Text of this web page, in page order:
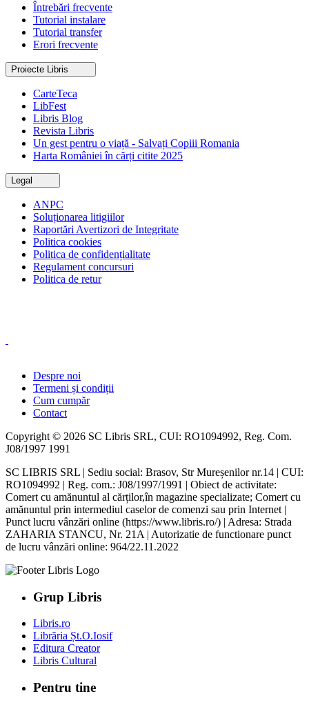
Întrebări frecvente
Tutorial instalare
Tutorial transfer
Erori frecvente
Proiecte Libris
CarteTeca
LibFest
Libris Blog
Revista Libris
Un gest pentru o viață - Salvați Copiii Romania
Harta României în cărți citite 2025
Legal
ANPC
Soluționarea litigiilor
Raportări Avertizori de Integritate
Politica cookies
Politica de confidențialitate
Regulament concursuri
Politica de retur
Despre noi
Termeni și condiții
Cum cumpăr
Contact
Copyright © 2026 SC Libris SRL, CUI: RO1094992, Reg. Com.
J08/1997 1991
SC LIBRIS SRL | Sediu social: Brasov, Str Mureșenilor nr.14 | CUI:
RO1094992 | Reg. com.: J08/1997/1991 | Obiect de activitate:
Comert cu amănuntul al cărților,în magazine specializate; Comert cu
amănuntul prin intermediul caselor de comenzi sau prin Internet |
Punct lucru vânzări online (https://www.libris.ro/) | Adresa: Strada
ZAHARIA STANCU, Nr. 21A | Autorizatie de functionare punct
de lucru vânzări online: 964/22.11.2022
Grup Libris
Libris.ro
Librăria Șt.O.Iosif
Editura Creator
Libris Cultural
Pentru tine